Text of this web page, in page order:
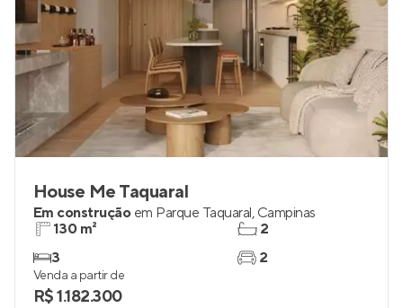
House Me Taquaral
Em construção em Parque Taquaral, Campinas
130 m²
3
2
2
Venda a partir de
R$ 1.182.300